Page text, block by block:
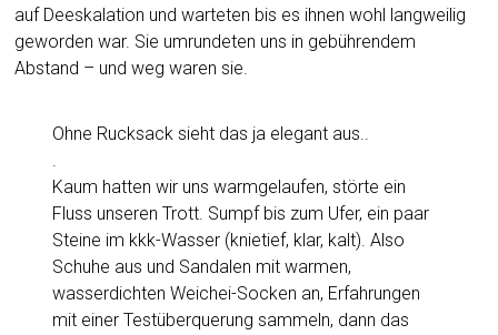
auf Deeskalation und warteten bis es ihnen wohl langweilig
geworden war. Sie umrundeten uns in gebührendem
Abstand – und weg waren sie.
Ohne Rucksack sieht das ja elegant aus..
.
Kaum hatten wir uns warmgelaufen, störte ein
Fluss unseren Trott. Sumpf bis zum Ufer, ein paar
Steine im kkk-Wasser (knietief, klar, kalt). Also
Schuhe aus und Sandalen mit warmen,
wasserdichten Weichei-Socken an, Erfahrungen
mit einer Testüberquerung sammeln, dann das